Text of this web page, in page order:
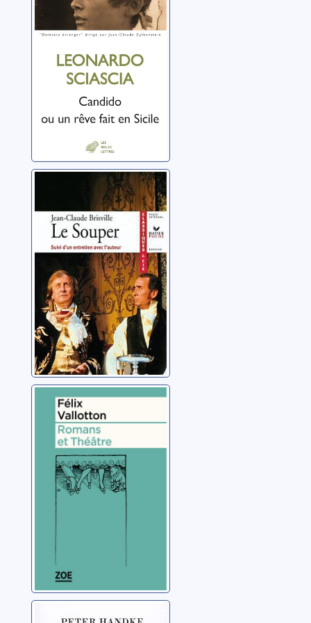
Sciascia, Leonardo
Le souper
Brisville, Jean-Claude
Célérité.
Discrétion?:
pièce en trois
actes, dans
Romans et
théâtre
Vallotton, Félix
Par les villages